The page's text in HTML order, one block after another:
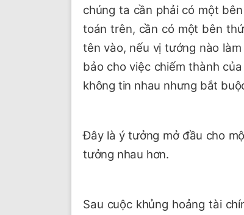
chúng ta cần phải có một
toán trên, cần có một bên
tên vào, nếu vị tướng nào
bảo cho việc chiếm thành
không tin nhau nhưng bắt
Đây là ý tưởng mở đầu cho
tưởng nhau hơn.
Sau cuộc khủng hoảng tài